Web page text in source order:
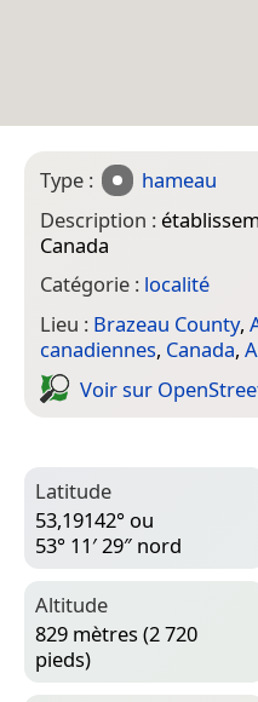
Type :
hameau
Description :
Canada
Catégorie : localité
Lieu : Brazeau County,
canadiennes, Canada,
Voir sur
Latitude
53,19142° ou
53° 11′ 29″ nord
Altitude
829 mètres (2 720
pieds)